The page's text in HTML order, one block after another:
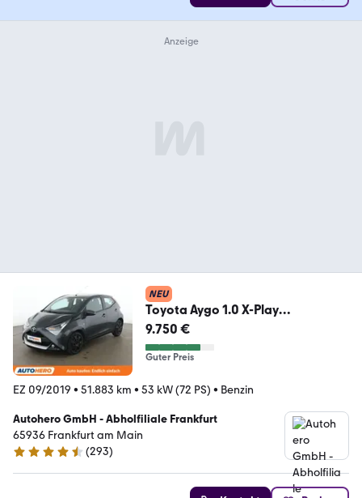
NEU
Toyota Aygo 1.0 X-Play
club*CAM*KLIMA*LIMITER*CARP
LAY*
9.750 €
Guter Preis
EZ 09/2019 • 51.883 km • 53 kW (72 PS) • Benzin
Autohero GmbH - Abholfiliale Frankfurt
65936 Frankfurt am Main
4.6 Sterne
(293)